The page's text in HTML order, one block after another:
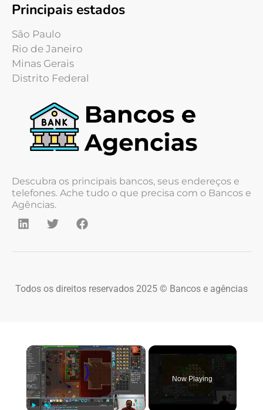
Principais estados
São Paulo
Rio de Janeiro
Minas Gerais
Distrito Federal
Descubra os principais bancos, seus endereços e
telefones. Ache tudo o que precisa com o Bancos e
Agências.
Todos os direitos reservados 2025 © Bancos e agências
×
Now Playing